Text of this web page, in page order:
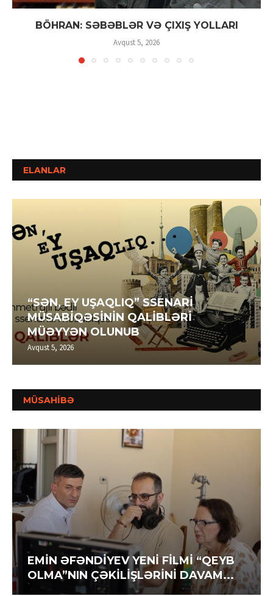
BÖHRAN: SƏBƏBLƏR VƏ ÇIXIŞ YOLLARI
Avqust 5, 2026
ELANLAR
“SƏN, EY UŞAQLIQ” SSENARİ
MÜSABİQƏSİNİN QALİBLƏRİ
MÜƏYYƏN OLUNUB
Avqust 5, 2026
MÜSAHİBƏ
EMİN ƏFƏNDİYEV YENİ FİLMİ “QEYB
OLMA”NIN ÇƏKİLİŞLƏRİNİ DAVAM...